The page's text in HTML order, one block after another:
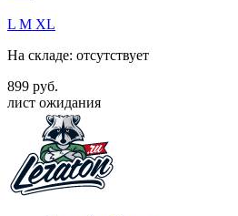
L M XL
На складе: отсутствует
899 руб.
лист ожидания